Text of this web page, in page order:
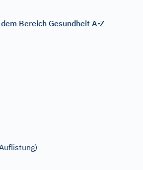
Bereich Gesundheit A-Z